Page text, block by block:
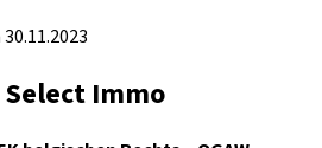
Select Immo